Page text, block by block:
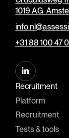
1019 AG
+31 88 100 47
Recruitment
Platform
Recruitment
Tests & tools